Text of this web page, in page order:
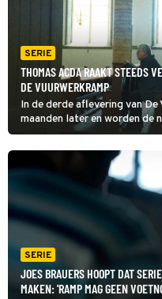
SERIE
THOMAS ACDA RAAKT STEEDS
DE VUURWERKRAMP
In de derde aflevering van
maanden later en worden de
De burgemeester staat
SERIE
JOES BRAUERS HOOPT DAT
MAKEN: 'RAMP MAG GEEN